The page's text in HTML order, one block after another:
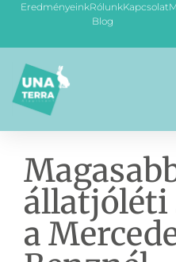
EredményeinkRólunkKapcsolat
Blog
állatjóléti
a